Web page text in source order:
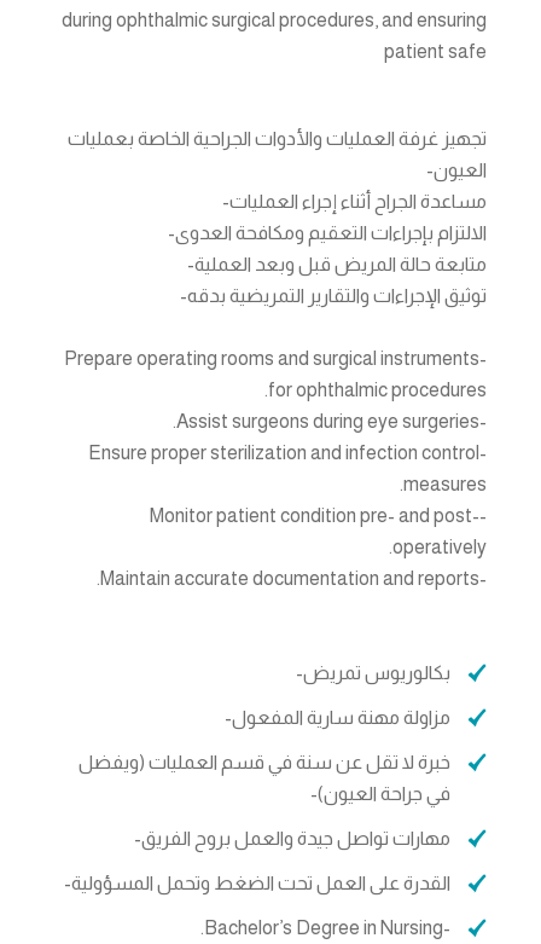
during ophthalmic surgical procedures, and ensuring
patient safe
تجهيز غرفة العمليات والأدوات الجراحية الخاصة بعمليات
العيون-
مساعدة الجراح أثناء إجراء العمليات-
الالتزام بإجراءات التعقيم ومكافحة العدوى-
متابعة حالة المريض قبل وبعد العملية-
توثيق الإجراءات والتقارير التمريضية بدقه-
-Prepare operating rooms and surgical instruments
for ophthalmic procedures.
-Assist surgeons during eye surgeries.
-Ensure proper sterilization and infection control
measures.
-Monitor patient condition pre- and post-
operatively.
-Maintain accurate documentation and reports.
بكالوريوس تمريض-
مزاولة مهنة سارية المفعول-
خبرة لا تقل عن سنة في قسم العمليات (ويفضل
في جراحة العيون)-
مهارات تواصل جيدة والعمل بروح الفريق-
القدرة على العمل تحت الضغط وتحمل المسؤولية-
-Bachelor’s Degree in Nursing.